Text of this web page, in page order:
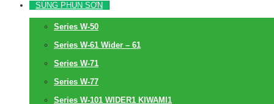
SÚNG PHUN SƠN
Series W-50
Series W-61 Wider – 61
Series W-71
Series W-77
Series W-101 WIDER1 KIWAMI1